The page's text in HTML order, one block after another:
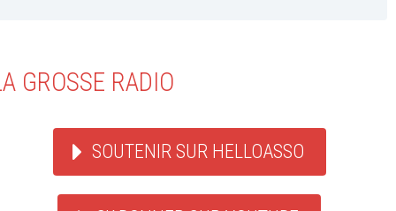
GROSSE RADIO
SOUTENIR SUR HELLOASSO